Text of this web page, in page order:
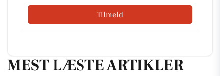
Tilmeld
MEST LÆSTE ARTIKLER